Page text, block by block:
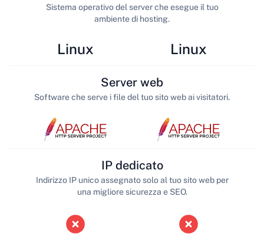
Linux
Sistema operativo del server che esegue il tuo
ambiente di hosting.
Linux
Server web
Software che serve i file del tuo sito web ai visitatori.
IP dedicato
Indirizzo IP unico assegnato solo al tuo sito web per
una migliore sicurezza e SEO.